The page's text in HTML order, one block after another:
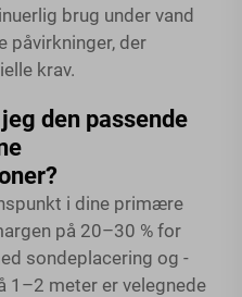
brug under vand
påvirkninger, der
krav.
den passende
i dine primære
på 20–30 % for
sondeplacering og -
1–2 meter er velegnede